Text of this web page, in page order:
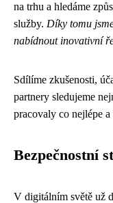
na trhu a hledáme
služby. Díky tomu
nabídnout inovativní
Sdílíme zkušenosti,
partnery sledujeme
pracovaly co nejlépe
Bezpečnostní
V digitálním světě už